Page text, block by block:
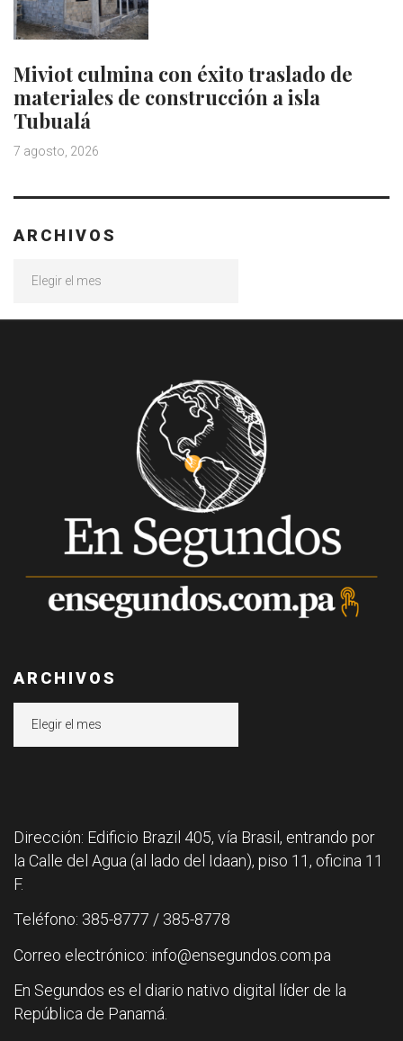
Miviot culmina con éxito traslado de
materiales de construcción a isla
Tubualá
7 agosto, 2026
ARCHIVOS
ARCHIVOS
Dirección: Edificio Brazil 405, vía Brasil, entrando por
la Calle del Agua (al lado del Idaan), piso 11, oficina 11
F.
Teléfono: 385-8777 / 385-8778
Correo electrónico: info@ensegundos.com.pa
En Segundos es el diario nativo digital líder de la
República de Panamá.